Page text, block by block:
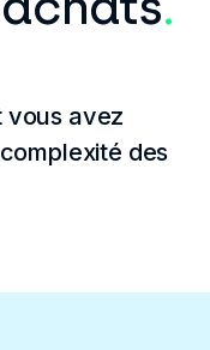
vous avez
des